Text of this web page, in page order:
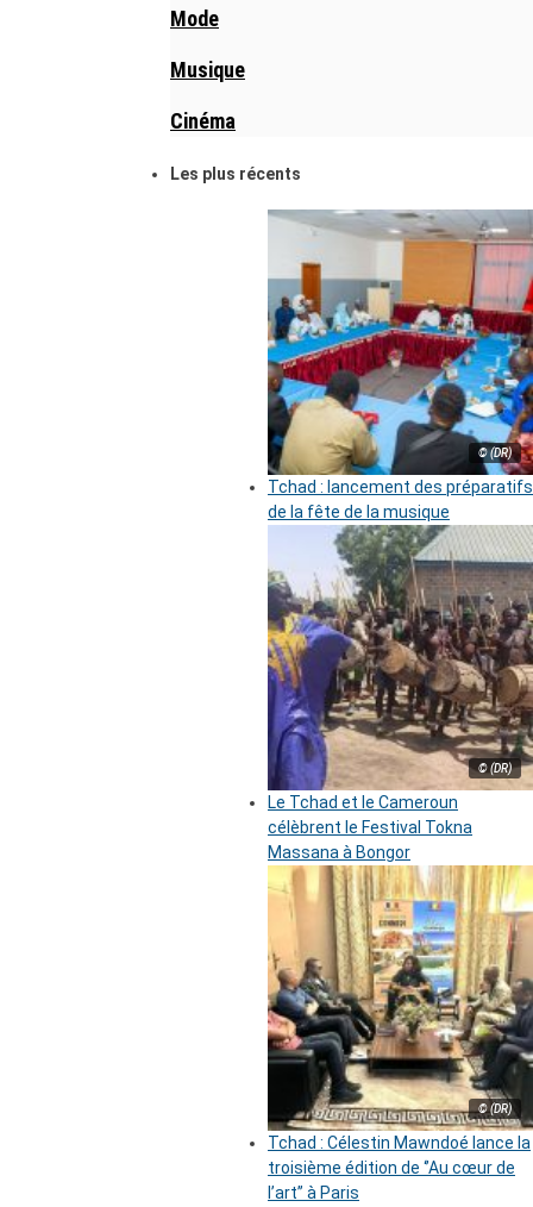
Mode
Musique
Cinéma
Les plus récents
© (DR)
Tchad : lancement des préparatifs
de la fête de la musique
© (DR)
Le Tchad et le Cameroun
célèbrent le Festival Tokna
Massana à Bongor
© (DR)
Tchad : Célestin Mawndoé lance la
troisième édition de ‘’Au cœur de
l’art’’ à Paris